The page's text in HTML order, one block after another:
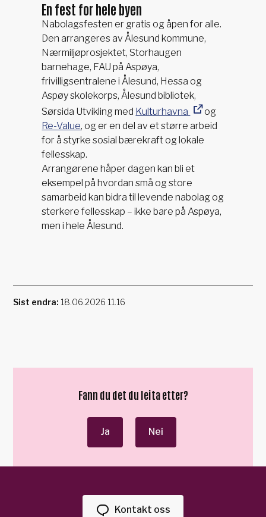
En fest for hele byen
Nabolagsfesten er gratis og åpen for alle.
Den arrangeres av Ålesund kommune,
Nærmiljøprosjektet, Storhaugen
barnehage, FAU på Aspøya,
frivilligsentralene i Ålesund, Hessa og
Aspøy skolekorps, Ålesund bibliotek,
Sørsida Utvikling med Kulturhavna
og
Re-Value, og er en del av et større arbeid
for å styrke sosial bærekraft og lokale
fellesskap.
Arrangørene håper dagen kan bli et
eksempel på hvordan små og store
samarbeid kan bidra til levende nabolag og
sterkere fellesskap – ikke bare på Aspøya,
men i hele Ålesund.
Sist endra 18.06.2026 11.16
Fann du det du leita etter?
Ja Nei
Kontakt oss